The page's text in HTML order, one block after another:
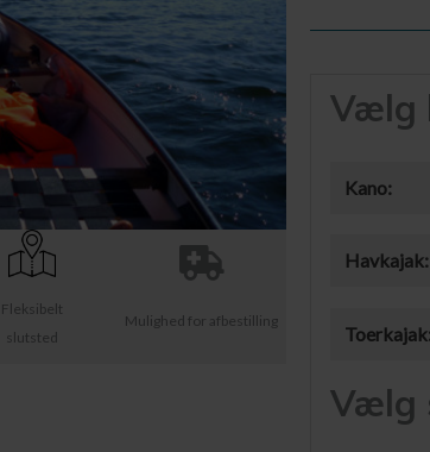
Fleksibelt
slutsted
Mulighed for afbestilling
Vælg
Kano:
Havkajak:
Vælg